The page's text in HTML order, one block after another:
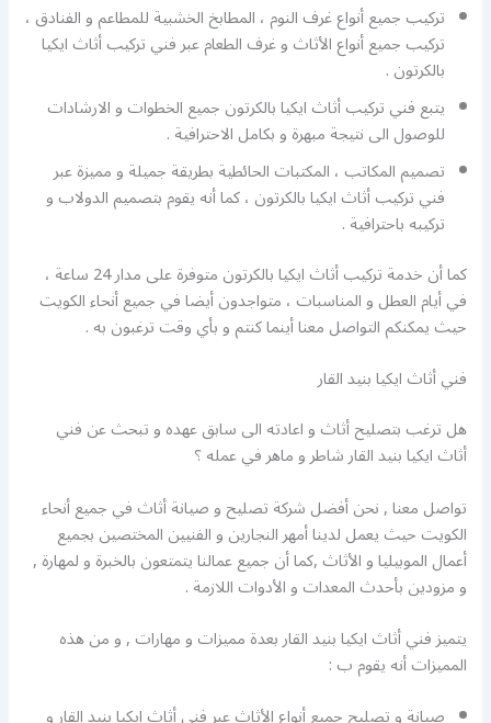
تركيب جميع أنواع غرف النوم ، المطابخ الخشبية للمطاعم و الفنادق ،
تركيب جميع أنواع الأثاث و غرف الطعام عبر فني تركيب أثاث ايكيا
بالكرتون .
يتبع فني تركيب أثاث ايكيا بالكرتون جميع الخطوات و الارشادات
للوصول الى نتيجة مبهرة و بكامل الاحترافية .
تصميم المكاتب ، المكتبات الحائطية بطريقة جميلة و مميزة عبر
فني تركيب أثاث ايكيا بالكرتون ، كما أنه يقوم بتصميم الدولاب و
تركيبه باحترافية .
كما أن خدمة تركيب أثاث ايكيا بالكرتون متوفرة على مدار 24 ساعة ،
في أيام العطل و المناسبات ، متواجدون أيضا في جميع أنحاء الكويت
حيث يمكنكم التواصل معنا أينما كنتم و بأي وقت ترغبون به .
فني أثاث ايكيا بنيد القار
هل ترغب بتصليح أثاث و اعادته الى سابق عهده و تبحث عن فني
أثاث ايكيا بنيد القار شاطر و ماهر في عمله ؟
تواصل معنا , نحن أفضل شركة تصليح و صيانة أثاث في جميع أنحاء
الكويت حيث يعمل لدينا أمهر النجارين و الفنيين المختصين بجميع
أعمال الموبيليا و الأثاث ,كما أن جميع عمالنا يتمتعون بالخبرة و لمهارة ,
و مزودين بأحدث المعدات و الأدوات اللازمة .
يتميز فني أثاث ايكيا بنيد القار بعدة مميزات و مهارات , و من هذه
المميزات أنه يقوم ب :